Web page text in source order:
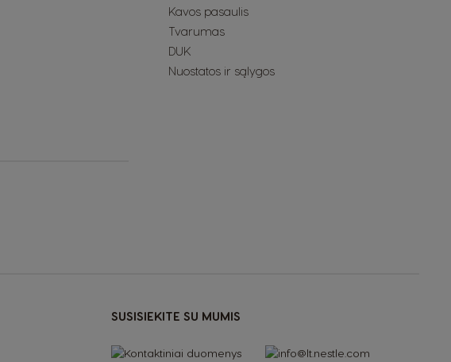
Kavos pasaulis
Tvarumas
DUK
Nuostatos ir sąlygos
SUSISIEKITE SU MUMIS